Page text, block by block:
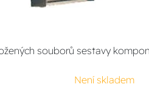
souborů sestavy
Není skladem